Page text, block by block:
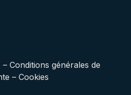
– Conditions générales de
– Cookies